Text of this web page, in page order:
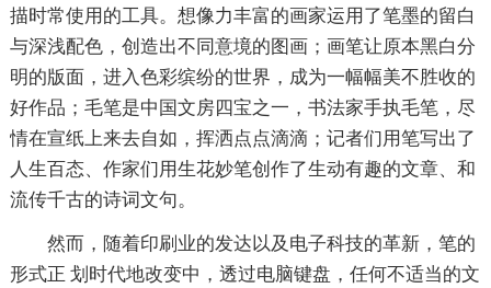
描时常使用的工具。想像力丰富的画家运用了笔墨的留白
与深浅配色，创造出不同意境的图画；画笔让原本黑白分
明的版面，进入色彩缤纷的世界，成为一幅幅美不胜收的
好作品；毛笔是中国文房四宝之一，书法家手执毛笔，尽
情在宣纸上来去自如，挥洒点点滴滴；记者们用笔写出了
人生百态、作家们用生花妙笔创作了生动有趣的文章、和
流传千古的诗词文句。
然而，随着印刷业的发达以及电子科技的革新，笔的
形式正 划时代地改变中，透过电脑键盘，任何不适当的文